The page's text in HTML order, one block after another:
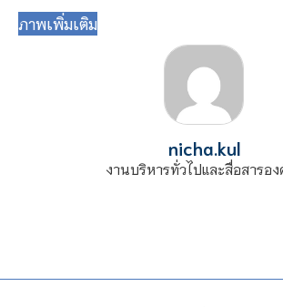
ภาพเพิ่มเติม
nicha.kul
งานบริหารทั่วไปและสื่อสารอง